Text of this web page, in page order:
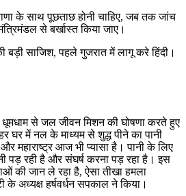
के साथ पूछताछ होनी चाहिए, जब तक जांच
से बर्खास्त किया जाए।
बड़ी साजिश, पहले गुजरात में लागू करे हिंदी।
धूमधाम से जल जीवन मिशन की घोषणा करते हुए
घर में नल के माध्यम से शुद्ध पीने का पानी
महाराष्ट्र आज भी प्यासा है। पानी के लिए
पड़ रही है और संघर्ष करना पड़ रहा है। इस
की जान ले रहा है, ऐसा तीखा हमला
के अध्यक्ष हर्षवर्धन सपकाल ने किया।